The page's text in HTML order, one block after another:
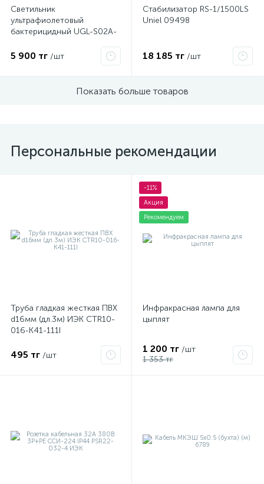
Светильник
ультрафиолетовый
бактерицидный UGL-S02A-
Т8 накладной без
5 900 тг /шт
Стабилизатор RS-1/1500LS
Uniel 09498
18 185 тг /шт
Показать больше товаров
Персональные рекомендации
Труба гладкая жесткая ПВХ
d16мм (дл.3м) ИЭК CTR10-
016-K41-111I
495 тг /шт
-11%
Акция
Рекомендуем
Инфракрасная лампа для
цыплят
1 200 тг /шт
1 353 тг